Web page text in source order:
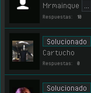
Mrmainque
Respuestas: 10
Solucionado
Cartucho
Respuestas: 0
Solucionado